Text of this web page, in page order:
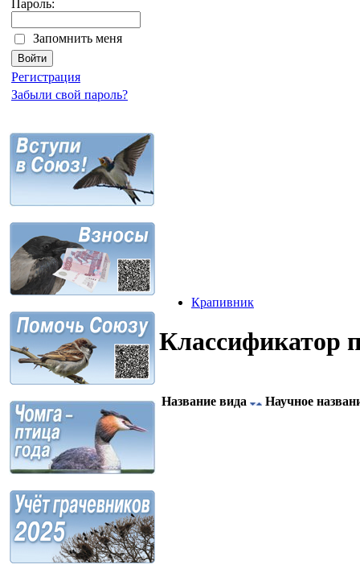
Пароль:
Запомнить меня
Регистрация
Забыли свой пароль?
Крапивник
Классификатор
Название вида Научное